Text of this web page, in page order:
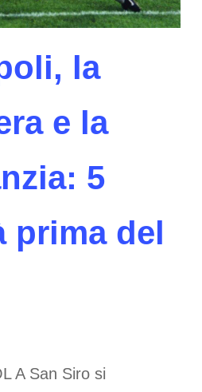
la
e la
5
prima del
A San Siro si